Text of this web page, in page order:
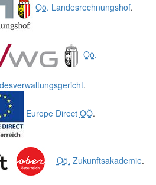
Oö. Landesrechnungshof.
Oö.
.
Europe Direct OÖ.
Oö. Zukunftsakademie.